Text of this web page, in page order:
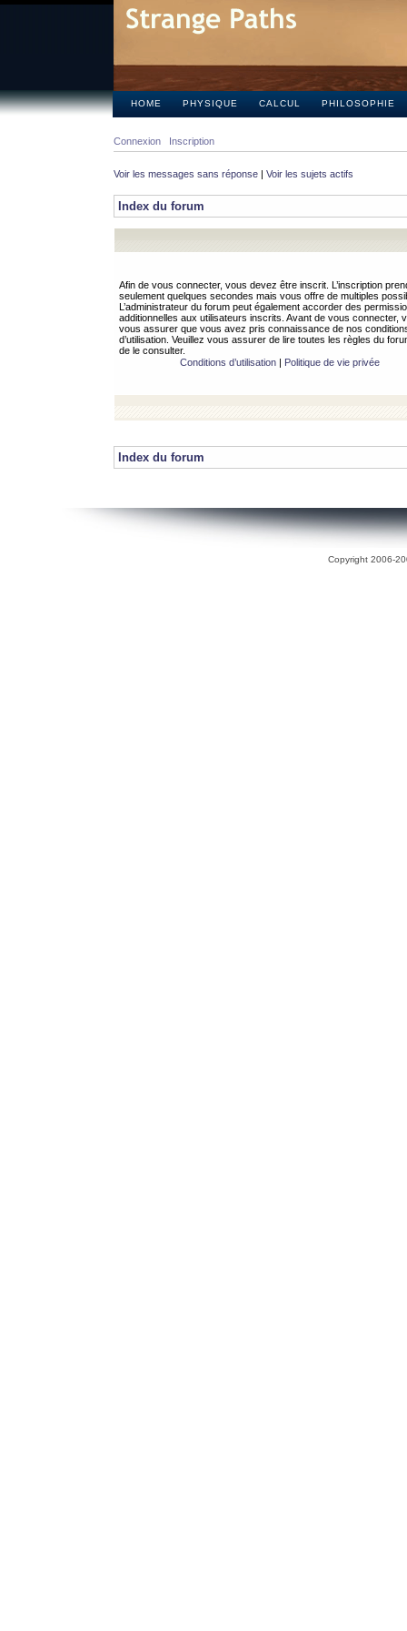
HOME PHYSIQUE CALCUL PHILOSOPHIE
Connexion Inscription
Voir les messages sans réponse | Voir les sujets actifs
Index du forum
Afin de vous connecter, vous devez être inscrit. L’inscription
seulement quelques secondes mais vous offre de multiples
L’administrateur du forum peut également accorder des
additionnelles aux utilisateurs inscrits. Avant de vous connecter,
vous assurer que vous avez pris connaissance de nos
d’utilisation. Veuillez vous assurer de lire toutes les règles du
de le consulter.
Conditions d’utilisation| Politique de vie privée
Index du forum
Copyright 2006-